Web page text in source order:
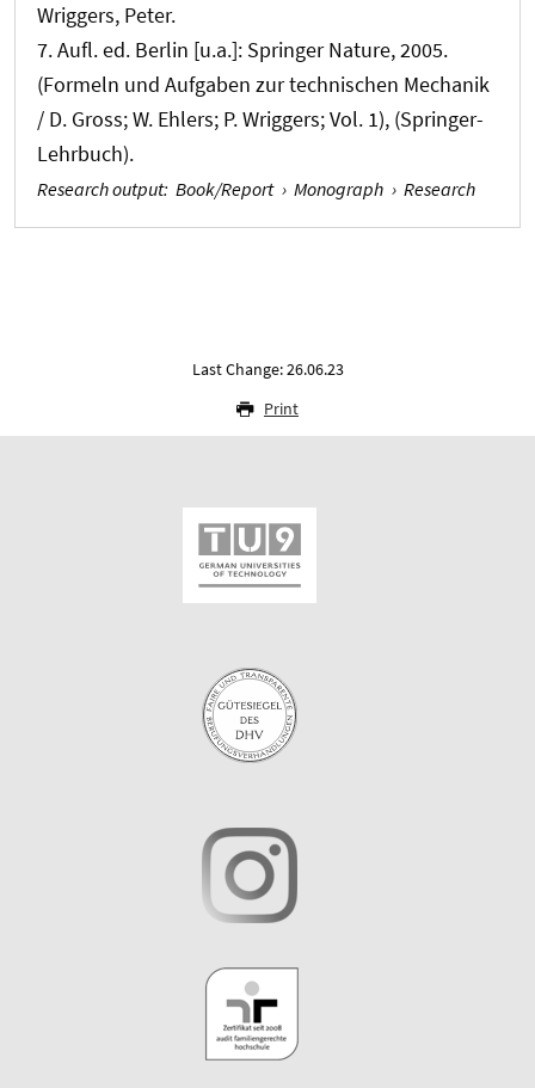
Wriggers, Peter.
7. Aufl. ed. Berlin [u.a.]: Springer Nature, 2005.
(Formeln und Aufgaben zur technischen Mechanik
/ D. Gross; W. Ehlers; P. Wriggers; Vol. 1), (Springer-
Lehrbuch).
Research output: Book/Report › Monograph › Research
Last Change: 26.06.23
Print